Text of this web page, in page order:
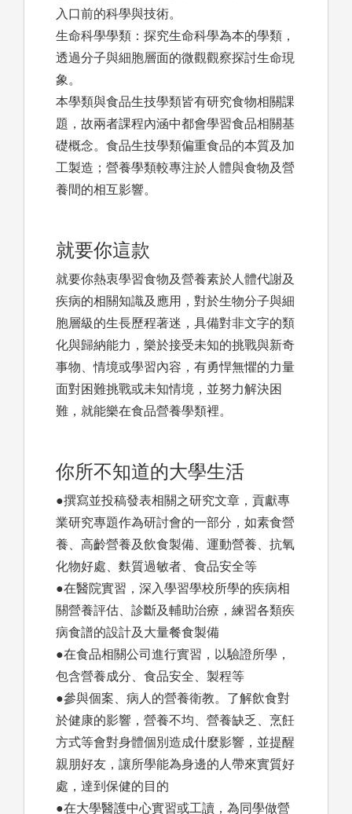
入口前的科學與技術。
生命科學學類：探究生命科學為本的學類，
透過分子與細胞層面的微觀觀察探討生命現
象。
本學類與食品生技學類皆有研究食物相關課
題，故兩者課程內涵中都會學習食品相關基
礎概念。食品生技學類偏重食品的本質及加
工製造；營養學類較專注於人體與食物及營
養間的相互影響。
就要你這款
就要你熱衷學習食物及營養素於人體代謝及
疾病的相關知識及應用，對於生物分子與細
胞層級的生長歷程著迷，具備對非文字的類
化與歸納能力，樂於接受未知的挑戰與新奇
事物、情境或學習內容，有勇悍無懼的力量
面對困難挑戰或未知情境，並努力解決困
難，就能樂在食品營養學類裡。
你所不知道的大學生活
●撰寫並投稿發表相關之研究文章，貢獻專
業研究專題作為研討會的一部分，如素食營
養、高齡營養及飲食製備、運動營養、抗氧
化物好處、麩質過敏者、食品安全等
●在醫院實習，深入學習學校所學的疾病相
關營養評估、診斷及輔助治療，練習各類疾
病食譜的設計及大量餐食製備
●在食品相關公司進行實習，以驗證所學，
包含營養成分、食品安全、製程等
●參與個案、病人的營養衛教。了解飲食對
於健康的影響，營養不均、營養缺乏、烹飪
方式等會對身體個別造成什麼影響，並提醒
親朋好友，讓所學能為身邊的人帶來實質好
處，達到保健的目的
●在大學醫護中心實習或工讀，為同學做營